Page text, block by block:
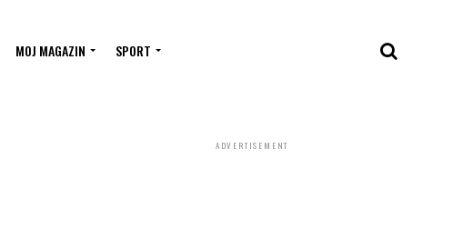
MOJ MAGAZIN SPORT
ADVERTISEMENT